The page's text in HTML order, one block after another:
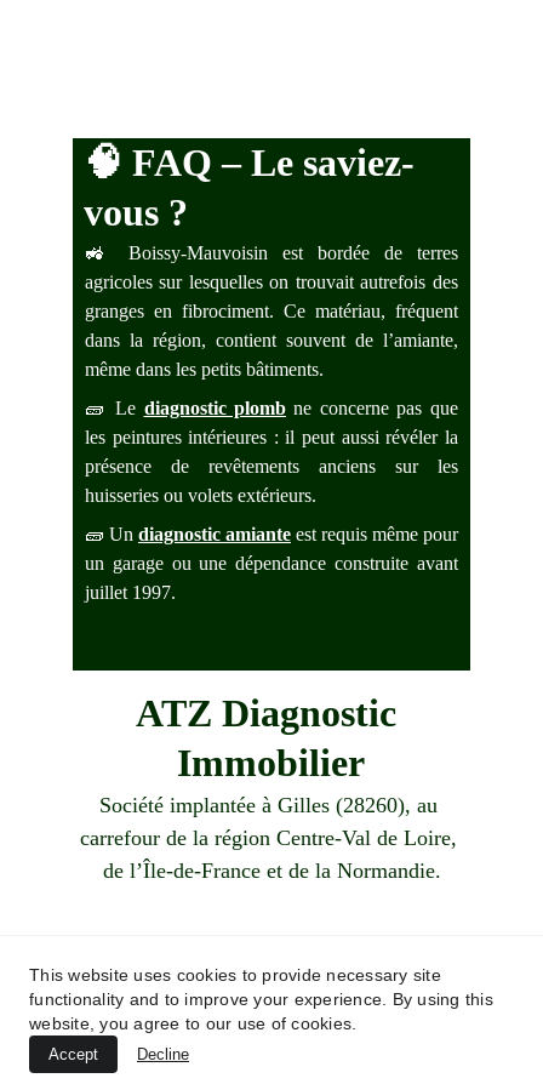
🧠 FAQ – Le saviez-
vous ?
🚜 Boissy-Mauvoisin est bordée de terres
agricoles sur lesquelles on trouvait autrefois des
granges en fibrociment. Ce matériau, fréquent
dans la région, contient souvent de l’amiante,
même dans les petits bâtiments.
🧱 Le diagnostic plomb ne concerne pas que
les peintures intérieures : il peut aussi révéler la
présence de revêtements anciens sur les
huisseries ou volets extérieurs.
🧱 Un diagnostic amiante est requis même pour
un garage ou une dépendance construite avant
juillet 1997.
ATZ Diagnostic
Immobilier
06 83 87 26 15
contact@atzdiagnosticimmobilier.fr
Société implantée à Gilles (28260), au
carrefour de la région Centre-Val de Loire,
de l’Île-de-France et de la Normandie.
This website uses cookies to provide necessary site
functionality and to improve your experience. By using this
website, you agree to our use of cookies.
Accept Decline